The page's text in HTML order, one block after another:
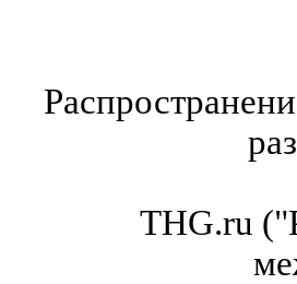
THG.ru